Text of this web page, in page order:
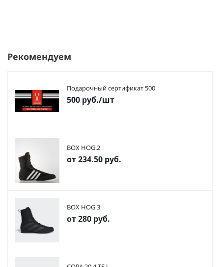
Рекомендуем
Подарочный сертификат 500
500 руб./шт
BOX HOG.2
от234.50 руб.
BOX HOG 3
от280 руб.